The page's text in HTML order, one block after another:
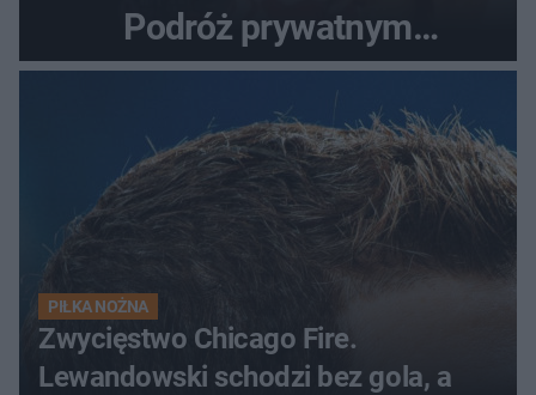
Podróż prywatnym
odrzutowcem to dopiero
początek!
PIŁKA NOŻNA
Zwycięstwo Chicago Fire.
Lewandowski schodzi bez gola, a